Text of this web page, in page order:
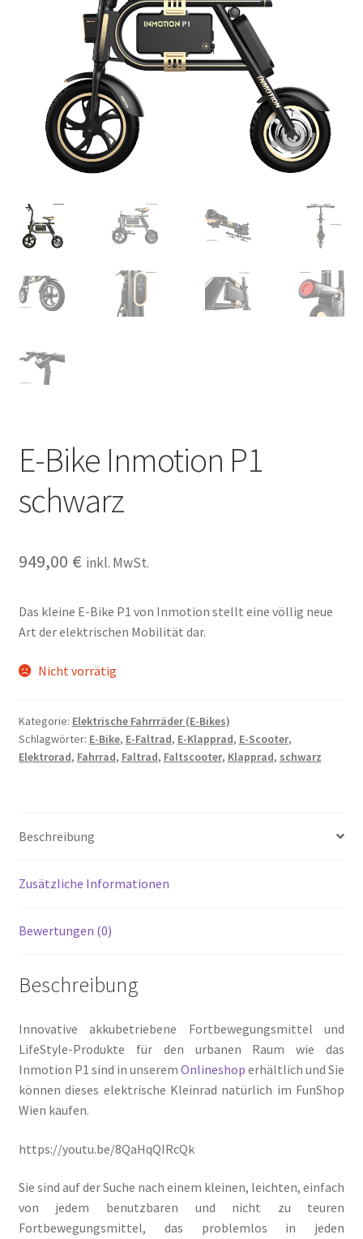
E-Bike Inmotion P1
schwarz
949,00 € inkl. MwSt.
Das kleine E-Bike P1 von Inmotion stellt eine völlig neue
Art der elektrischen Mobilität dar.
Nicht vorrätig
Kategorie: Elektrische Fahrrräder (E-Bikes)
Schlagwörter: E-Bike, E-Faltrad, E-Klapprad, E-Scooter,
Elektrorad, Fahrrad, Faltrad, Faltscooter, Klapprad, schwarz
Beschreibung
Zusätzliche Informationen
Bewertungen (0)
Beschreibung
Innovative akkubetriebene Fortbewegungsmittel und
LifeStyle-Produkte für den urbanen Raum wie das
Inmotion P1 sind in unseremOnlineshop erhältlich und Sie
können dieses elektrische Kleinrad natürlich im FunShop
Wien kaufen.
https://youtu.be/8QaHqQIRcQk
Sie sind auf der Suche nach einem kleinen, leichten, einfach
von jedem benutzbaren und nicht zu teuren
Fortbewegungsmittel, das problemlos in jeden